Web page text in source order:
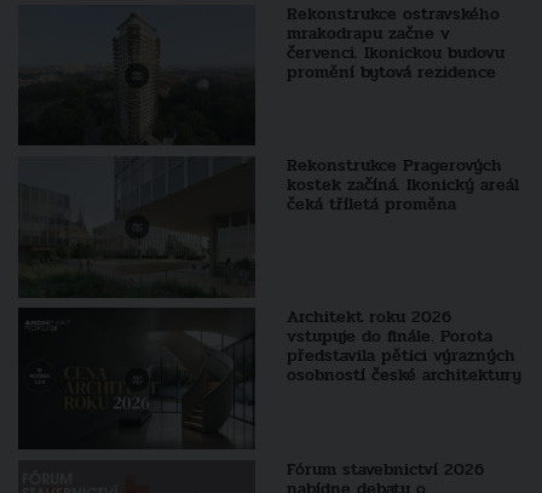
Rekonstrukce ostravského
mrakodrapu začne v
červenci. Ikonickou budovu
promění bytová rezidence
Rekonstrukce Pragerových
kostek začíná. Ikonický areál
čeká tříletá proměna
Architekt roku 2026
vstupuje do finále. Porota
představila pětici výrazných
osobností české architektury
Fórum stavebnictví 2026